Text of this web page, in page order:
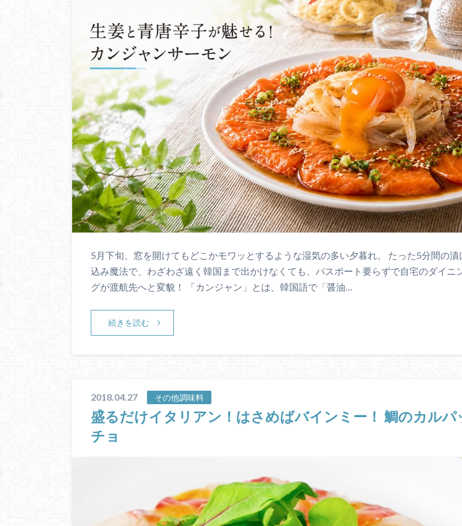
5月下旬、窓を開けてもどこかモワッとするような湿気の多い夕暮れ。 たった5分間の漬
込み魔法で、わざわざ遠く韓国まで出かけなくても、パスポート要らずで自宅のダイニ
グが渡航先へと変貌！ 「カンジャン」とは、韓国語で「醤油…
続きを読む
2018.04.27 その他調味料
盛るだけイタリアン！はさめばバインミー！ 鯛のカルパ
チョ